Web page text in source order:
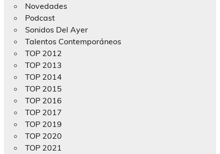
Novedades
Podcast
Sonidos Del Ayer
Talentos Contemporáneos
TOP 2012
TOP 2013
TOP 2014
TOP 2015
TOP 2016
TOP 2017
TOP 2019
TOP 2020
TOP 2021